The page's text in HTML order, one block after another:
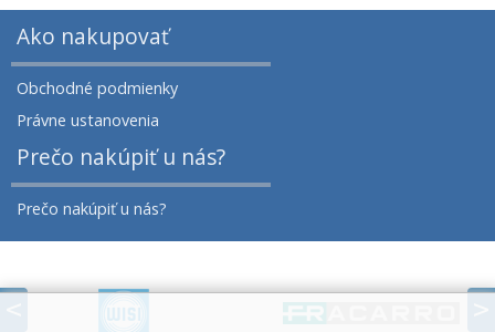
Ako nakupovať
Obchodné podmienky
Právne ustanovenia
Prečo nakúpiť u nás?
Prečo nakúpiť u nás?